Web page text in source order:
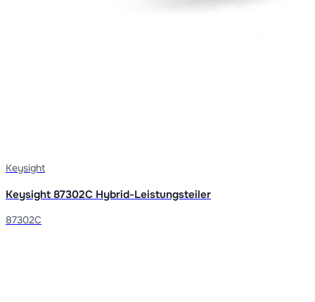
Keysight
Keysight 87302C Hybrid-Leistungsteiler
87302C